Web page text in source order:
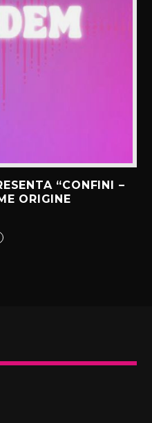
“CONFINI –
ORIGINE